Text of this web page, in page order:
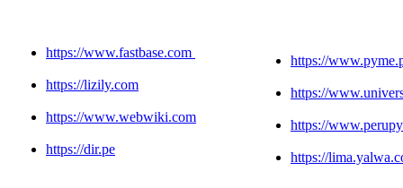
https://www.fastbase.com
https://lizily.com
https://www.webwiki.com
https://dir.pe
https://
https://
https://
https://